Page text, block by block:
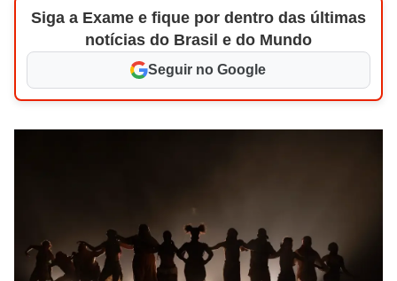
Siga a Exame e fique por dentro das últimas
notícias do Brasil e do Mundo
Seguir no Google